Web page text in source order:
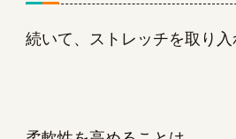
続いて、ストレッチを取り入